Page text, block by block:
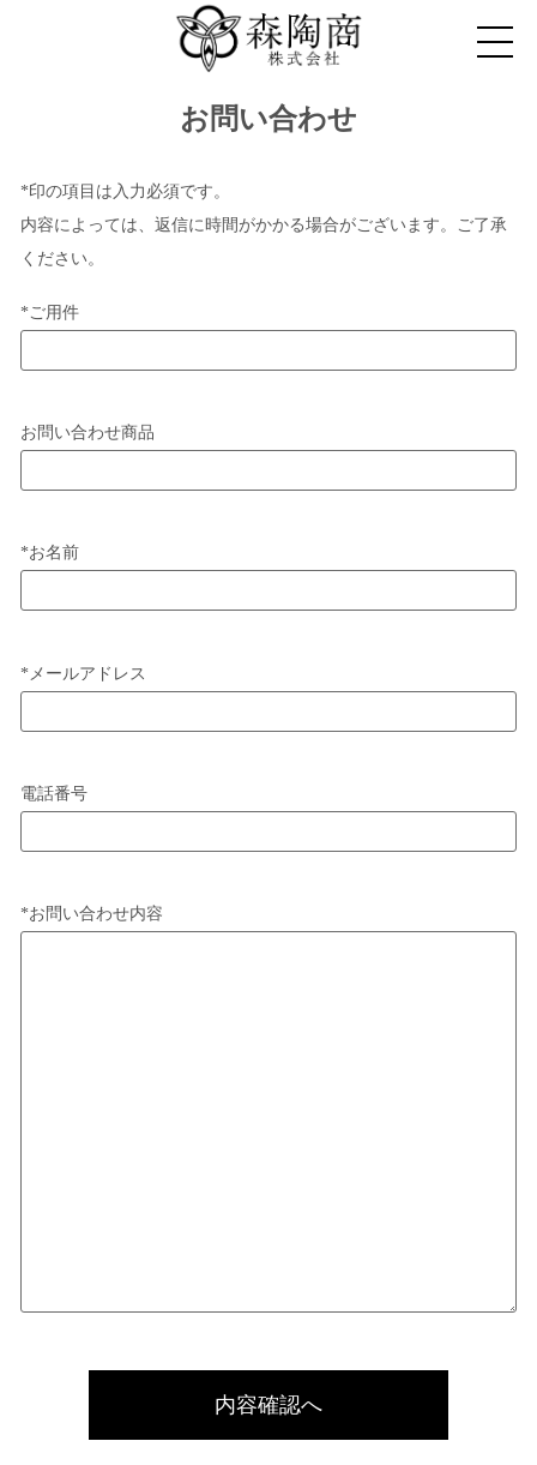
お問い合わせ
*印の項目は入力必須です。
内容によっては、返信に時間がかかる場合がございます。ご了承
ください。
* ご用件
お問い合わせ商品
*お名前
* メールアドレス
電話番号
*お問い合わせ内容